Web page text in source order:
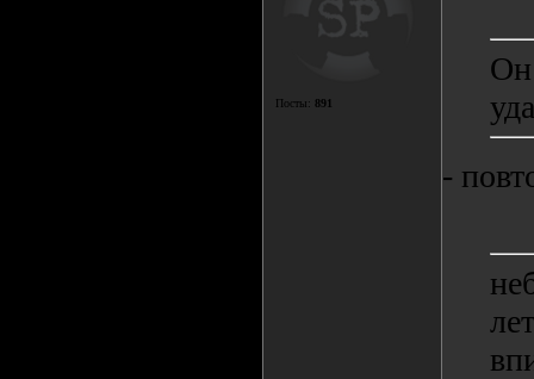
Посты: 891
Он
-